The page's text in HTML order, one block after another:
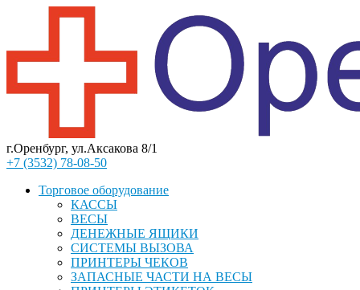
г.Оренбург, ул.Аксакова 8/1
+7 (3532) 78-08-50
Торговое оборудование
КАССЫ
ВЕСЫ
ДЕНЕЖНЫЕ ЯЩИКИ
СИСТЕМЫ ВЫЗОВА
ПРИНТЕРЫ ЧЕКОВ
ЗАПАСНЫЕ ЧАСТИ НА ВЕСЫ